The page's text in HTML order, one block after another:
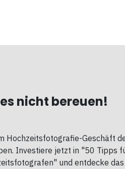
nicht bereuen!
Hochzeitsfotografie-Geschäft
Investiere jetzt in "50 Tipps
und entdecke